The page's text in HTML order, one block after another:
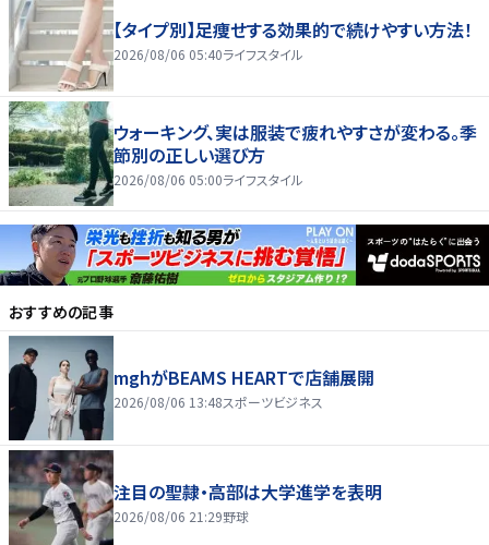
【タイプ別】足痩せする効果的で続けやすい方法！
2026/08/06 05:40ライフスタイル
ウォーキング、実は服装で疲れやすさが変わる。季
節別の正しい選び方
2026/08/06 05:00ライフスタイル
おすすめの記事
mghがBEAMS HEARTで店舗展開
2026/08/06 13:48スポーツビジネス
注目の聖隷・高部は大学進学を表明
2026/08/06 21:29野球